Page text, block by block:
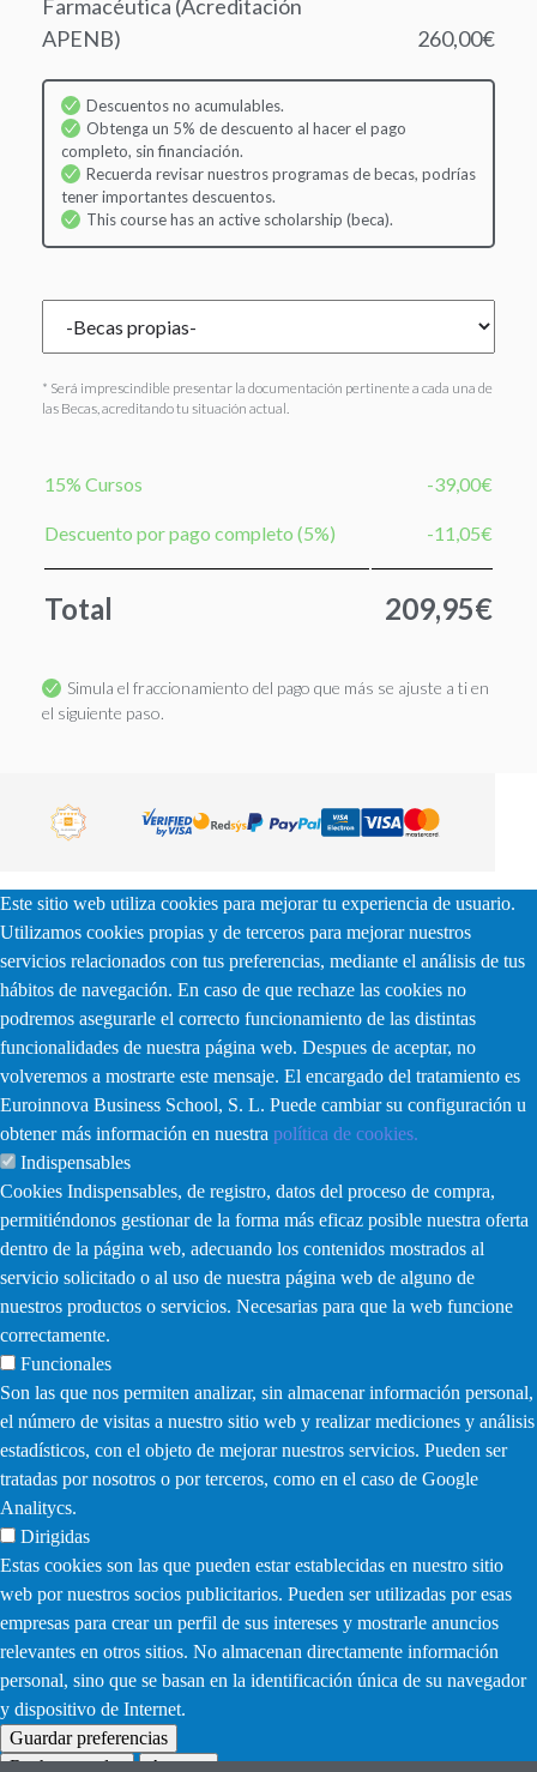
Farmacéutica (Acreditación
APENB)
260,00€
Descuentos no acumulables.
Obtenga un 5% de descuento al hacer el pago
completo, sin financiación.
Recuerda revisar nuestros programas de becas, podrías
tener importantes descuentos.
This course has an active scholarship (beca).
* Será imprescindible presentar la documentación pertinente a cada una de
las Becas, acreditando tu situación actual.
15% Cursos -39,00€
Descuento por pago completo (5%) -11,05€
Total 209,95€
Simula el fraccionamiento del pago que más se ajuste a ti en
el siguiente paso.
Este sitio web utiliza cookies para mejorar tu experiencia de usuario.
Utilizamos cookies propias y de terceros para mejorar nuestros
servicios relacionados con tus preferencias, mediante el análisis de tus
hábitos de navegación. En caso de que rechaze las cookies no
podremos asegurarle el correcto funcionamiento de las distintas
funcionalidades de nuestra página web. Despues de aceptar, no
volveremos a mostrarte este mensaje. El encargado del tratamiento es
Euroinnova Business School, S. L. Puede cambiar su configuración u
obtener más información en nuestra política de cookies.
Indispensables
Cookies Indispensables, de registro, datos del proceso de compra,
permitiéndonos gestionar de la forma más eficaz posible nuestra oferta
dentro de la página web, adecuando los contenidos mostrados al
servicio solicitado o al uso de nuestra página web de alguno de
nuestros productos o servicios. Necesarias para que la web funcione
correctamente.
Funcionales
Son las que nos permiten analizar, sin almacenar información personal,
el número de visitas a nuestro sitio web y realizar mediciones y análisis
estadísticos, con el objeto de mejorar nuestros servicios. Pueden ser
tratadas por nosotros o por terceros, como en el caso de Google
Analitycs.
Dirigidas
Estas cookies son las que pueden estar establecidas en nuestro sitio
web por nuestros socios publicitarios. Pueden ser utilizadas por esas
empresas para crear un perfil de sus intereses y mostrarle anuncios
relevantes en otros sitios. No almacenan directamente información
personal, sino que se basan en la identificación única de su navegador
y dispositivo de Internet.
Guardar preferencias
Rechazar todas
Aceptar Withdraw